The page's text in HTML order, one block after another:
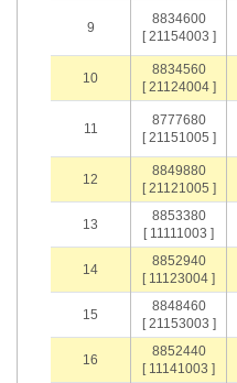
9
8834600
[ 21154003 ]
10
8834560
[ 21124004 ]
11
8777680
[ 21151005 ]
12
8849880
[ 21121005 ]
13
8853380
[ 11111003 ]
14
8852940
[ 11123004 ]
15
8848460
[ 21153003 ]
16
8852440
[ 11141003 ]